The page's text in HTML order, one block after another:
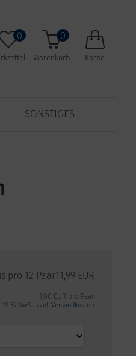
0
Warenkorb
0
Kasse
SONSTIGES
pro 12 Paar11,99 EUR
1,00 EUR pro Paar
19 % MwSt. zzgl. Versandkosten